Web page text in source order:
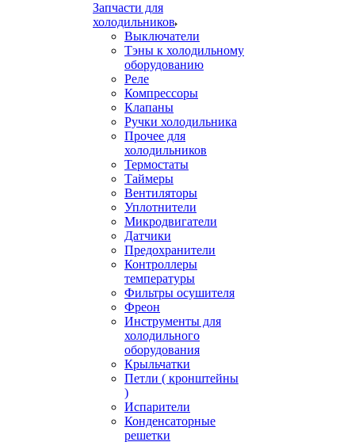
Запчасти для
холодильников
Выключатели
Тэны к холодильному
оборудованию
Реле
Компрессоры
Клапаны
Ручки холодильника
Прочее для
холодильников
Термостаты
Таймеры
Вентиляторы
Уплотнители
Микродвигатели
Датчики
Предохранители
Контроллеры
температуры
Фильтры осушителя
Фреон
Инструменты для
холодильного
оборудования
Крыльчатки
Петли ( кронштейны
)
Испарители
Конденсаторные
решетки